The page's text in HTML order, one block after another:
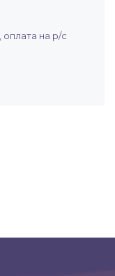
на р/с